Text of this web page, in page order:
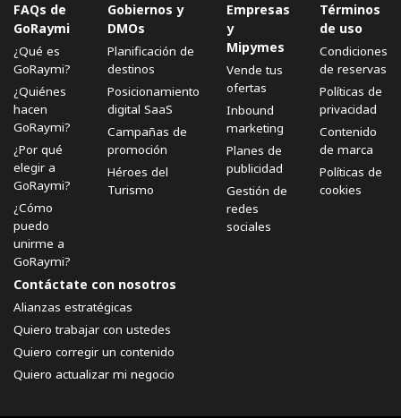
FAQs de
GoRaymi
¿Qué es
GoRaymi?
¿Quiénes
hacen
GoRaymi?
¿Por qué
elegir a
GoRaymi?
¿Cómo
puedo
unirme a
GoRaymi?
Gobiernos y
DMOs
Planificación de
destinos
Posicionamiento
digital SaaS
Campañas de
promoción
Héroes del
Turismo
Empresas
y
Mipymes
Vende tus
ofertas
Inbound
marketing
Planes de
publicidad
Gestión de
redes
sociales
Términos
de uso
Condiciones
de reservas
Políticas de
privacidad
Contenido
de marca
Políticas de
cookies
Contáctate con nosotros
Alianzas estratégicas
Quiero trabajar con ustedes
Quiero corregir un contenido
Quiero actualizar mi negocio